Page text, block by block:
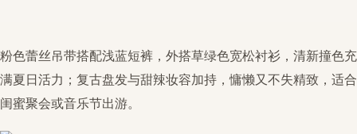
粉色蕾丝吊带搭配浅蓝短裤，外搭草绿色宽松衬衫，清新撞色充
满夏日活力；复古盘发与甜辣妆容加持，慵懒又不失精致，适合
闺蜜聚会或音乐节出游。